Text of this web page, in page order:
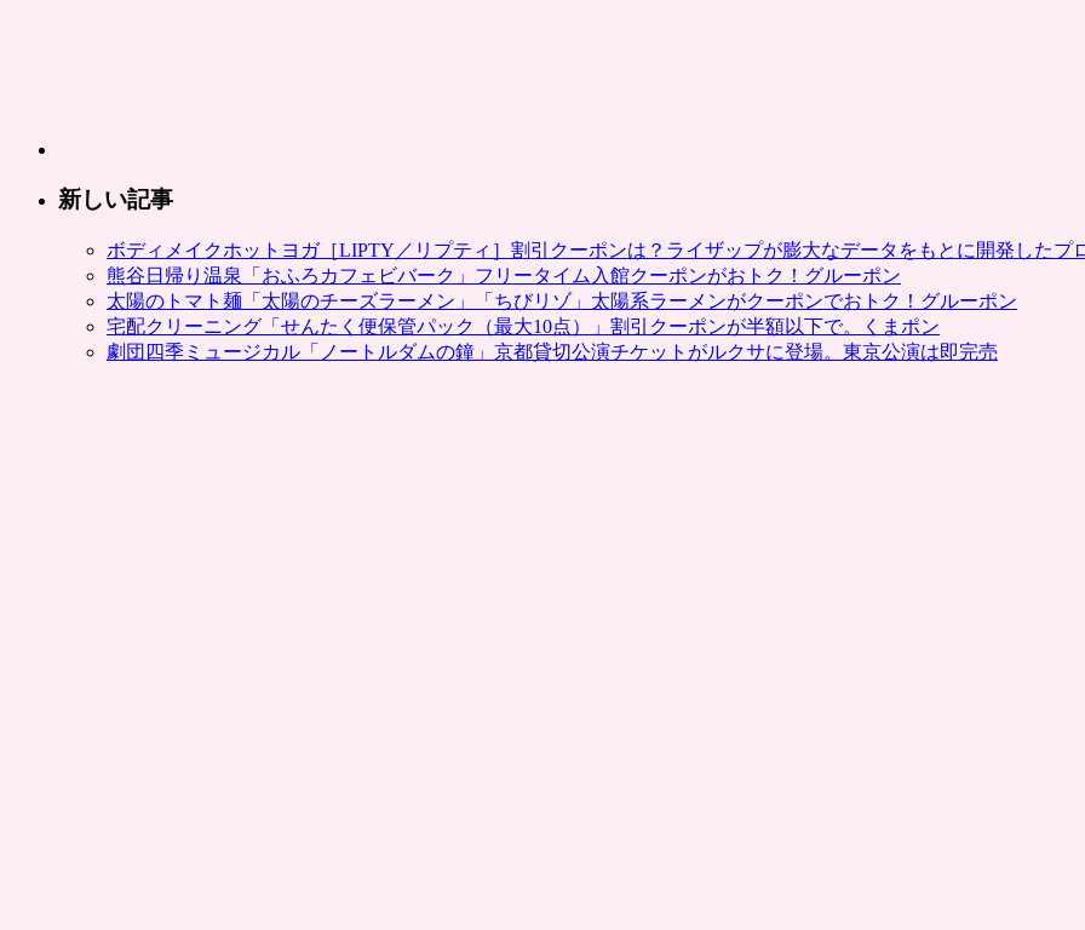
新しい記事
ボディメイクホットヨガ［LIPTY／リプティ］割引クーポンは？ライザップが膨大なデータをもとに開発したプ
熊谷日帰り温泉「おふろカフェビバーク」フリータイム入館クーポンがおトク！グルーポン
太陽のトマト麺「太陽のチーズラーメン」「ちびリゾ」太陽系ラーメンがクーポンでおトク！グルーポン
宅配クリーニング「せんたく便保管パック（最大10点）」割引クーポンが半額以下で。くまポン
劇団四季ミュージカル「ノートルダムの鐘」京都貸切公演チケットがルクサに登場。東京公演は即完売